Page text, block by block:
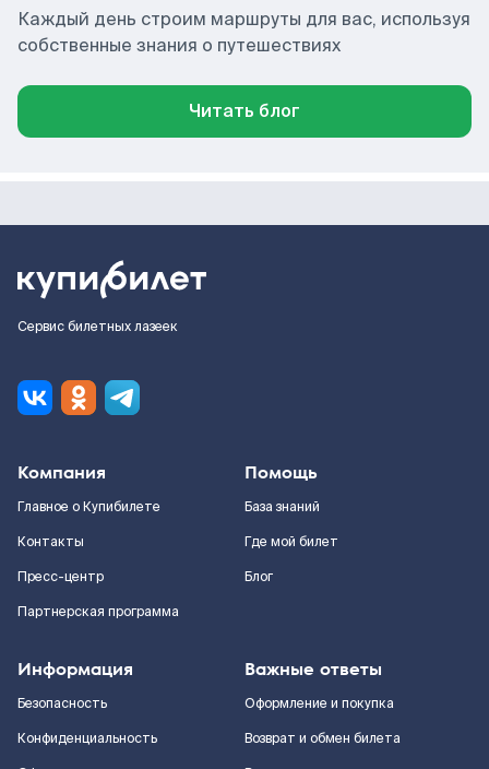
Каждый день строим маршруты для вас, используя
собственные знания о путешествиях
Читать блог
Сервис билетных лазеек
Компания
Главное о Купибилете
Контакты
Пресс-центр
Партнерская программа
Помощь
База знаний
Где мой билет
Блог
Информация
Безопасность
Конфиденциальность
Важные ответы
Оформление и покупка
Возврат и обмен билета